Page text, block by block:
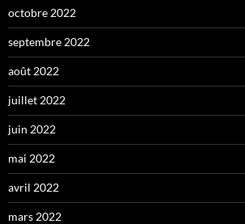
octobre 2022
septembre 2022
août 2022
juillet 2022
juin 2022
mai 2022
avril 2022
mars 2022